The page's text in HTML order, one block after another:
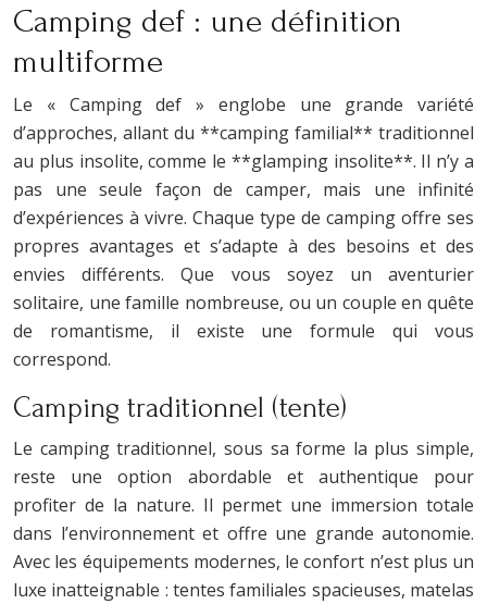
Camping def : une définition
multiforme
Le « Camping def » englobe une grande variété
d’approches, allant du **camping familial** traditionnel
au plus insolite, comme le **glamping insolite**. Il n’y a
pas une seule façon de camper, mais une infinité
d’expériences à vivre. Chaque type de camping offre ses
propres avantages et s’adapte à des besoins et des
envies différents. Que vous soyez un aventurier
solitaire, une famille nombreuse, ou un couple en quête
de romantisme, il existe une formule qui vous
correspond.
Camping traditionnel (tente)
Le camping traditionnel, sous sa forme la plus simple,
reste une option abordable et authentique pour
profiter de la nature. Il permet une immersion totale
dans l’environnement et offre une grande autonomie.
Avec les équipements modernes, le confort n’est plus un
luxe inatteignable : tentes familiales spacieuses, matelas